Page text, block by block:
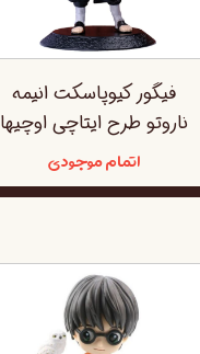
فیگور کیوپاسکت انیمه
ناروتو طرح ایتاچی اوچیها
اتمام موجودی